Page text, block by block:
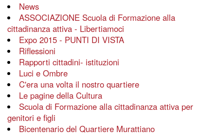
News
ASSOCIAZIONE Scuola di Formazione alla
cittadinanza attiva - Libertiamoci
Expo 2015 - PUNTI DI VISTA
Riflessioni
Rapporti cittadini- istituzioni
Luci e Ombre
C'era una volta il nostro quartiere
Le pagine della Cultura
Scuola di Formazione alla cittadinanza attiva per
genitori e figli
Bicentenario del Quartiere Murattiano